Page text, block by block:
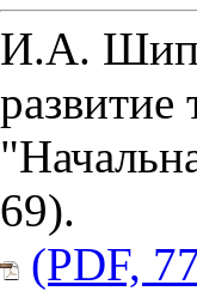
И.А.
69).
(PDF,